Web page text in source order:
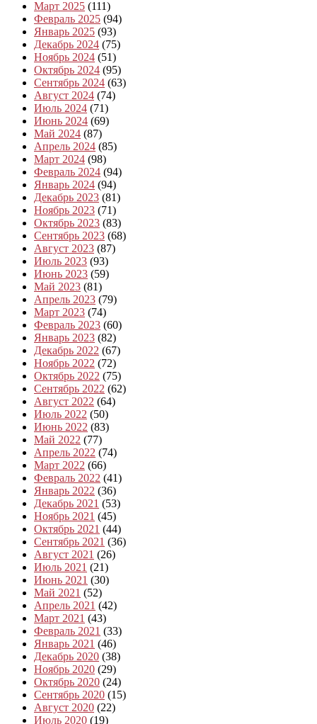
Март 2025 (111)
Февраль 2025 (94)
Январь 2025 (93)
Декабрь 2024 (75)
Ноябрь 2024 (51)
Октябрь 2024 (95)
Сентябрь 2024 (63)
Август 2024 (74)
Июль 2024 (71)
Июнь 2024 (69)
Май 2024 (87)
Апрель 2024 (85)
Март 2024 (98)
Февраль 2024 (94)
Январь 2024 (94)
Декабрь 2023 (81)
Ноябрь 2023 (71)
Октябрь 2023 (83)
Сентябрь 2023 (68)
Август 2023 (87)
Июль 2023 (93)
Июнь 2023 (59)
Май 2023 (81)
Апрель 2023 (79)
Март 2023 (74)
Февраль 2023 (60)
Январь 2023 (82)
Декабрь 2022 (67)
Ноябрь 2022 (72)
Октябрь 2022 (75)
Сентябрь 2022 (62)
Август 2022 (64)
Июль 2022 (50)
Июнь 2022 (83)
Май 2022 (77)
Апрель 2022 (74)
Март 2022 (66)
Февраль 2022 (41)
Январь 2022 (36)
Декабрь 2021 (53)
Ноябрь 2021 (45)
Октябрь 2021 (44)
Сентябрь 2021 (36)
Август 2021 (26)
Июль 2021 (21)
Июнь 2021 (30)
Май 2021 (52)
Апрель 2021 (42)
Март 2021 (43)
Февраль 2021 (33)
Январь 2021 (46)
Декабрь 2020 (38)
Ноябрь 2020 (29)
Октябрь 2020 (24)
Сентябрь 2020 (15)
Август 2020 (22)
Июль 2020 (19)